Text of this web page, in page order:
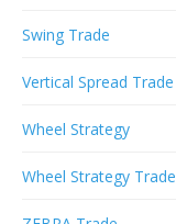
Swing Trade
Vertical Spread Trade
Wheel Strategy
Wheel Strategy Trade